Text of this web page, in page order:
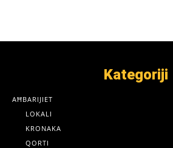
Kategoriji
AĦBARIJIET
LOKALI
KRONAKA
QORTI